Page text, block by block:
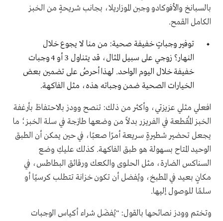
بالسبانخ والأفوكادو وجبن الموزاريلا، بجانب شريحةٍ من الخبز
الكامل القمح.
توفير وجباتٍ خفيفة صحية: من منا لا يجوع خلال
النهار؟ زوجي على سبيل المثال، قد يتناول 3 أو 4 وجبات
خفيفة خلال اليوم الواحد. لهذا أحرصُ على تضمين بعض
الخيارات الصحية ضمن وجباته هذه، مثل الفاكهة.
افعلي مثلي عزيزتي، وأكثر من ذلك: تنصح وودز بالاحتفاظ بأرغفة
الخبز المُقطعة في الفريزر بدلاً من وضعها طازجة في سلة الخبز؛ ما
يجعل تحضير شطيرةٍ سريعة أمرًا صعبًا، في حين يمكن أن الطبق
الوحيد المتاح بسهولة هو طبق الفاكهة. كذلك عليكِ وضع
السناكس الضارة، مثل الحلوى والكعك ورقائق البطاطس، في
مكانٍ بعيد في المطبخ، ويُفضل أن تكون خزانة تتطلب كرسيًا أو
سلمًا للوصول إليها.
وتختم وودز نصائحها بالقول: "يُفضَل شراء أكياس الوجبات